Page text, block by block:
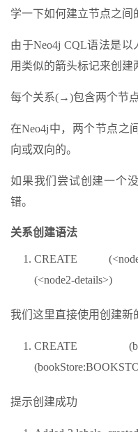
学一下如何建立节点之间
由于Neo4j CQL语法是
用类似的箭头标记来创建
每个关系(→)包含两个节
在Neo4j中，两个节点之
向或双向的。
如果我们尝试创建一个
错。
关系创建语法
CREATE (<node1-
(<node2-details>)
我们这里直接使用创建新
CREATE
提示创建成功